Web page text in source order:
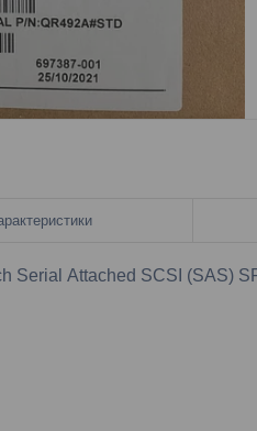
Serial Attached SCSI (SAS)